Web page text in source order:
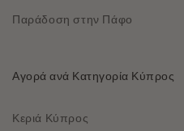
Παράδοση στην Πάφο
Αγορά ανά Κατηγορία Κύπρος
Κεριά Κύπρος